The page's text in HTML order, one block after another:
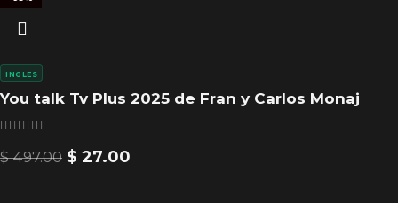
You talk Tv Plus 2025 de Fran y Carlos Monaj
INGLES
$497.00 $ 27.00